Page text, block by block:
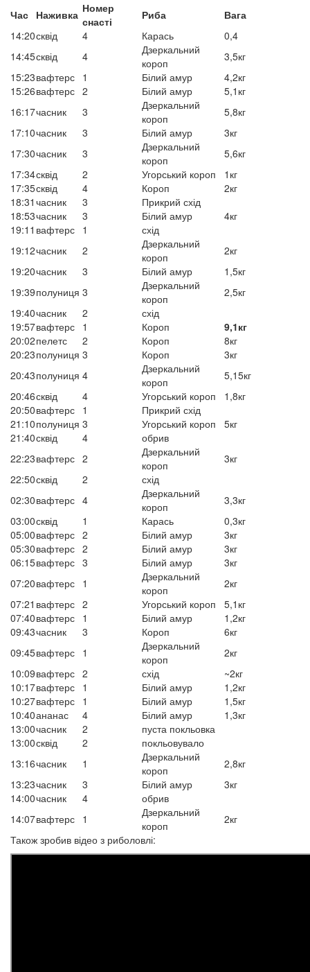
Час Наживка Номер
снасті
Риба
Вага
14:20сквід 4 Карась
0,4
14:45сквід 4
Дзеркальний
короп
3,5кг
15:23вафтерс 1 Білий амур
4,2кг
15:26вафтерс 2 Білий амур
5,1кг
16:17часник 3
Дзеркальний
короп
5,8кг
17:10часник 3 Білий амур
3кг
17:30часник 3
Дзеркальний
короп
5,6кг
17:34сквід 2 Угорський короп
1кг
17:35сквід 4 Короп
2кг
18:31 часник 3
Прикрий схід
18:53часник 3 Білий амур
4кг
19:11 вафтерс 1
схід
19:12часник 2
Дзеркальний
короп
2кг
19:20часник 3 Білий амур
1,5кг
19:39полуниця 3
Дзеркальний
короп
2,5кг
19:40часник 2
схід
19:57вафтерс 1 Короп
9,1кг
20:02пелетс 2 Короп
8кг
20:23полуниця 3 Короп
3кг
20:43полуниця 4
Дзеркальний
короп
5,15кг
20:46сквід 4 Угорський короп
1,8кг
20:50вафтерс 1
Прикрий схід
21:10полуниця 3 Угорський короп
5кг
21:40сквід 4
обрив
22:23вафтерс 2
Дзеркальний
короп
3кг
22:50сквід 2
схід
02:30вафтерс 4
Дзеркальний
короп
3,3кг
03:00сквід 1 Карась
0,3кг
05:00вафтерс 2 Білий амур
3кг
05:30вафтерс 2 Білий амур
3кг
06:15вафтерс 3 Білий амур
3кг
07:20вафтерс 1
Дзеркальний
короп
2кг
07:21 вафтерс 2 Угорський короп
5,1кг
07:40вафтерс 1 Білий амур
1,2кг
09:43часник 3 Короп
6кг
09:45вафтерс 1
Дзеркальний
короп
2кг
10:09вафтерс 2 схід
~2кг
10:17вафтерс 1 Білий амур
1,2кг
10:27вафтерс 1 Білий амур
1,5кг
10:40ананас 4 Білий амур
1,3кг
13:00часник 2
пуста покльовка
13:00сквід 2
покльовувало
13:16часник 1
Дзеркальний
короп
2,8кг
13:23часник 3 Білий амур
3кг
14:00часник 4
обрив
14:07вафтерс 1
Дзеркальний
короп
2кг
Також зробив відео з риболовлі: